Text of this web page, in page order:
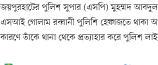
জয়পুরহাটের পুলিশ সুপার (এসপি) মুহম্মদ
এসআই গোলাম রব্বানী পুলিশি হেফাজতে থাকা
কারণে তাঁকে থানা থেকে প্রত্যাহার করে পুলিশ